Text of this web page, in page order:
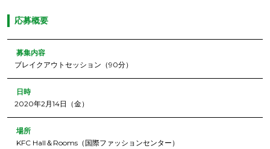
応募概要
募集内容
ブレイクアウトセッション（90分）
日時
2020年2月14日（金）
場所
KFC Hall＆Rooms（国際ファッションセンター）